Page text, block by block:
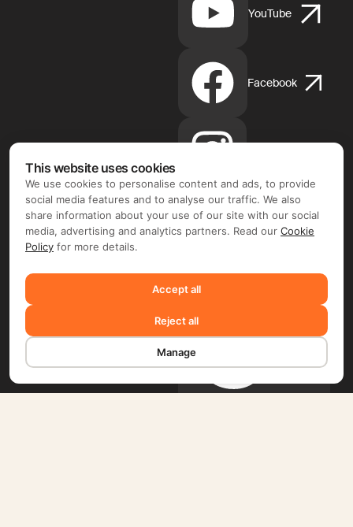
YouTube
Facebook
Apple
This website uses cookies
We use cookies to personalise content and ads, to provide
social media features and to analyse our traffic. We also
share information about your use of our site with our social
media, advertising and analytics partners. Read our Cookie
Policy for more details.
Accept all
Reject all
Manage